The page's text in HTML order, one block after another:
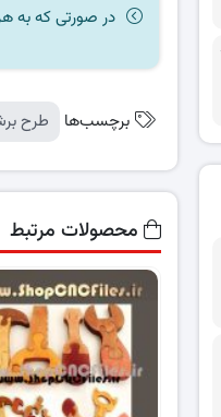
در صورتی که به
برچسب‌ها طرح
محصولات مرتبط